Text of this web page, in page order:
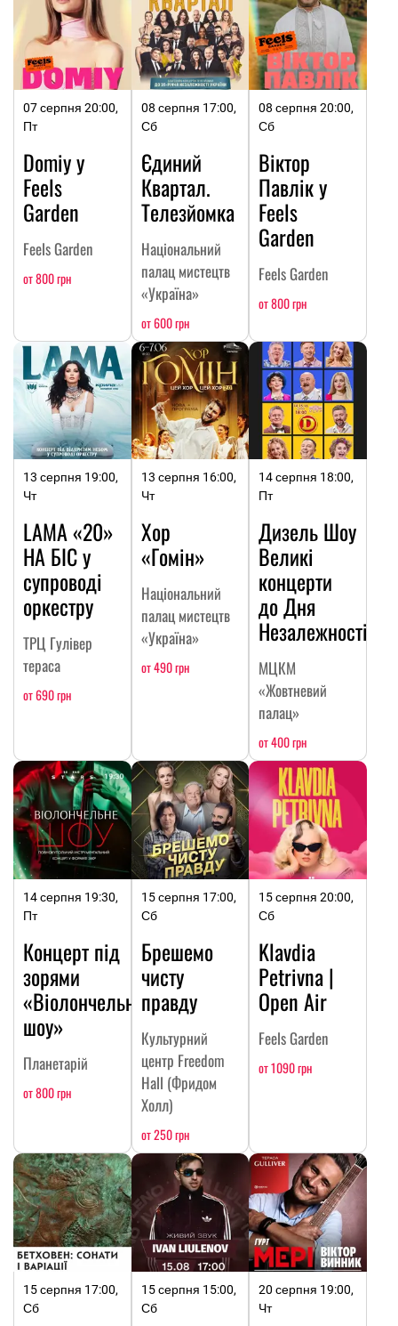
07 серпня 20:00,
Пт
Domiy у
Feels
Garden
Feels Garden
от 800 грн
08 серпня 17:00,
Сб
Єдиний
Квартал.
Телезйомка
Національний
палац мистецтв
«Україна»
от 600 грн
08 серпня 20:00,
Сб
Віктор
Павлік у
Feels
Garden
Feels Garden
от 800 грн
13 серпня 19:00,
Чт
LAMA «20»
НА БІС у
супроводі
оркестру
ТРЦ Гулівер
тераса
от 690 грн
13 серпня 16:00,
Чт
Хор
«Гомін»
Національний
палац мистецтв
«Україна»
от 490 грн
14 серпня 18:00,
Пт
Дизель Шоу
Великі
концерти
до Дня
Незалежності
МЦКМ
«Жовтневий
палац»
от 400 грн
14 серпня 19:30,
Пт
Концерт під
зорями
«Віолончельне
шоу»
Планетарій
от 800 грн
15 серпня 17:00,
Сб
Брешемо
чисту
правду
Культурний
центр Freedom
Hall (Фридом
Холл)
от 250 грн
15 серпня 20:00,
Сб
Klavdia
Petrivna |
Open Air
Feels Garden
от 1090 грн
15 серпня 17:00,
Сб
15 серпня 15:00,
Сб
20 серпня 19:00,
Чт